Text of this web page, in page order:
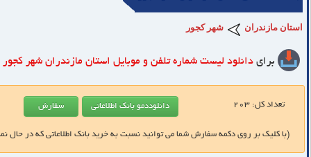
استان مازندران شهر کجور
برای دانلود لیست شماره تلفن و موبایل استان مازندران شهر کجور
تعداد کل:203
(با کلیک بر روی دکمه سفارش شما می توانید نسبت به خرید بانک اطلاعاتی که در حال